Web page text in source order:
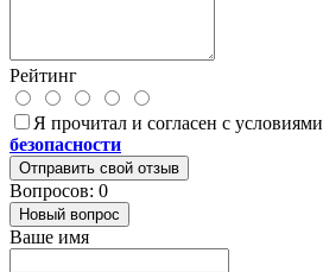
Рейтинг
Я прочитал и согласен с условиями
безопасности
Отправить свой отзыв
Вопросов: 0
Новый вопрос
Ваше имя